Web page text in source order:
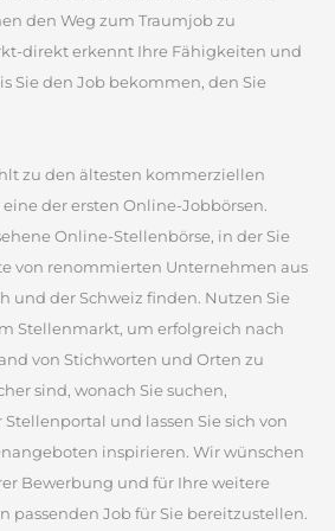
den Weg zum Traumjob zu
direkt erkennt Ihre Fähigkeiten und
Sie den Job bekommen, den Sie
zu den ältesten kommerziellen
der ersten Online-Jobbörsen.
Online-Stellenbörse, in der Sie
von renommierten Unternehmen aus
und der Schweiz finden. Nutzen Sie
Stellenmarkt, um erfolgreich nach
von Stichworten und Orten zu
sind, wonach Sie suchen,
und lassen Sie sich von
inspirieren. Wir wünschen
Bewerbung und für Ihre weitere
passenden Job für Sie bereitzustellen.